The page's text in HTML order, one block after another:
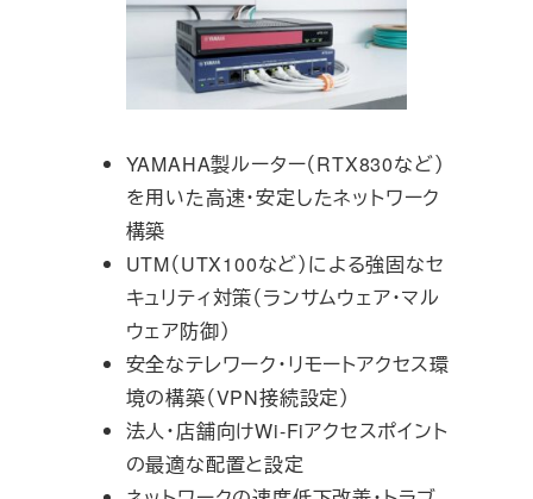
YAMAHA製ルーター（RTX830など）
を用いた高速・安定したネットワーク
構築
UTM（UTX100など）による強固なセ
キュリティ対策（ランサムウェア・マル
ウェア防御）
安全なテレワーク・リモートアクセス環
境の構築（VPN接続設定）
法人・店舗向けWi-Fiアクセスポイント
の最適な配置と設定